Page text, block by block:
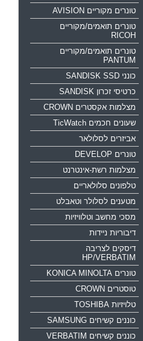
טונרים מקוריים AVISION
טונרים תואמים/מקוריים
RICOH
טונרים תואמים/מקוריים
PANTUM
כונני SANDISK SSD
כרטיסי זכרון SANDISK
מצלמות אקסטרים CROWN
שעונים חכמים TicWatch
אביזרים לסלולאר
טונרים DEVELOP
מצלמות רשת-אינטרנט
טלפונים סלולאריים
מטענים לסלולר וטאבלט
מסכי מחשב וטלוויזיות
דיבוריות ניידות
דיסקים לצריבה
HP/VERBATIM
טונרים KONICA MINOLTA
טוסטרים CROWN
טלויזיות TOSHIBA
כוננים קשיחים SAMSUNG
כוננים קשיחים VERBATIM